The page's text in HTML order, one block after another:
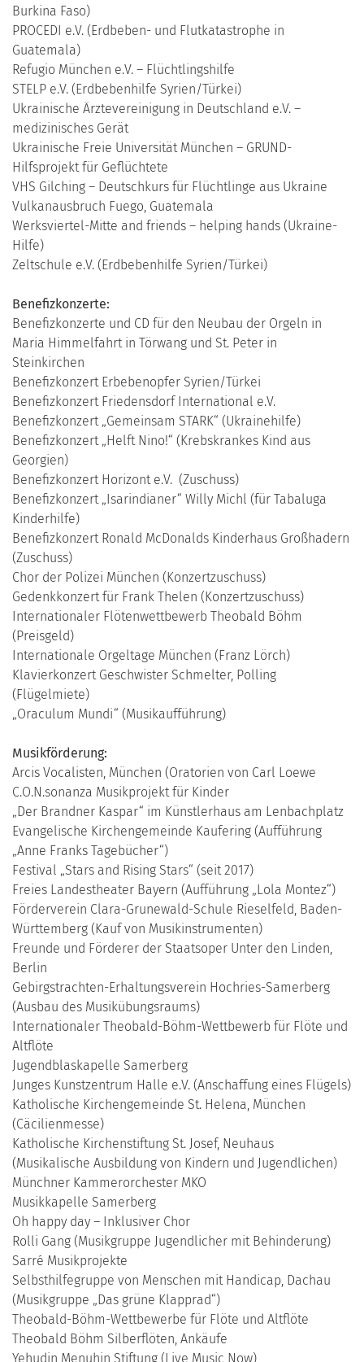
Burkina Faso)
PROCEDI e.V. (Erdbeben- und Flutkatastrophe in
Guatemala)
Refugio München e.V. – Flüchtlingshilfe
STELP e.V. (Erdbebenhilfe Syrien/Türkei)
Ukrainische Ärztevereinigung in Deutschland e.V. –
medizinisches Gerät
Ukrainische Freie Universität München – GRUND-
Hilfsprojekt für Geflüchtete
VHS Gilching – Deutschkurs für Flüchtlinge aus Ukraine
Vulkanausbruch Fuego, Guatemala
Werksviertel-Mitte and friends – helping hands (Ukraine-
Hilfe)
Zeltschule e.V. (Erdbebenhilfe Syrien/Türkei)
Benefizkonzerte:
Benefizkonzerte und CD für den Neubau der Orgeln in
Maria Himmelfahrt in Törwang und St. Peter in
Steinkirchen
Benefizkonzert Erbebenopfer Syrien/Türkei
Benefizkonzert Friedensdorf International e.V.
Benefizkonzert „Gemeinsam STARK“ (Ukrainehilfe)
Benefizkonzert „Helft Nino!“ (Krebskrankes Kind aus
Georgien)
Benefizkonzert Horizont e.V. (Zuschuss)
Benefizkonzert „Isarindianer“ Willy Michl (für Tabaluga
Kinderhilfe)
Benefizkonzert Ronald McDonalds Kinderhaus Großhadern
(Zuschuss)
Chor der Polizei München (Konzertzuschuss)
Gedenkkonzert für Frank Thelen (Konzertzuschuss)
Internationaler Flötenwettbewerb Theobald Böhm
(Preisgeld)
Internationale Orgeltage München (Franz Lörch)
Klavierkonzert Geschwister Schmelter, Polling
(Flügelmiete)
„Oraculum Mundi“ (Musikaufführung)
Musikförderung:
Arcis Vocalisten, München (Oratorien von Carl Loewe
C.O.N.sonanza Musikprojekt für Kinder
„Der Brandner Kaspar“ im Künstlerhaus am Lenbachplatz
Evangelische Kirchengemeinde Kaufering (Aufführung
„Anne Franks Tagebücher“)
Festival „Stars and Rising Stars“ (seit 2017)
Freies Landestheater Bayern (Aufführung „Lola Montez“)
Förderverein Clara-Grunewald-Schule Rieselfeld, Baden-
Württemberg (Kauf von Musikinstrumenten)
Freunde und Förderer der Staatsoper Unter den Linden,
Berlin
Gebirgstrachten-Erhaltungsverein Hochries-Samerberg
(Ausbau des Musikübungsraums)
Internationaler Theobald-Böhm-Wettbewerb für Flöte und
Altflöte
Jugendblaskapelle Samerberg
Junges Kunstzentrum Halle e.V. (Anschaffung eines Flügels)
Katholische Kirchengemeinde St. Helena, München
(Cäcilienmesse)
Katholische Kirchenstiftung St. Josef, Neuhaus
(Musikalische Ausbildung von Kindern und Jugendlichen)
Münchner Kammerorchester MKO
Musikkapelle Samerberg
Oh happy day – Inklusiver Chor
Rolli Gang (Musikgruppe Jugendlicher mit Behinderung)
Sarré Musikprojekte
Selbsthilfegruppe von Menschen mit Handicap, Dachau
(Musikgruppe „Das grüne Klapprad“)
Theobald-Böhm-Wettbewerbe für Flöte und Altflöte
Theobald Böhm Silberflöten, Ankäufe
Yehudin Menuhin Stiftung (Live Music Now)